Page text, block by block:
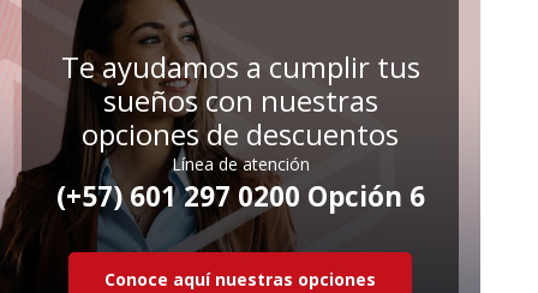
Te ayudamos a cumplir tus
sueños con nuestras
opciones de descuentos
Línea de atención
(+57) 601 297 0200 Opción 6
Conoce aquí nuestras opciones